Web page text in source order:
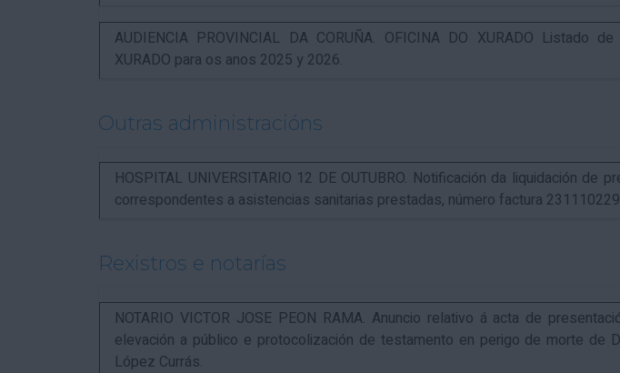
AUDIENCIA PROVINCIAL DA CORUÑA. OFICINA DO XURADO Listado
XURADO para os anos 2025 y 2026.
Outras administracións
HOSPITAL UNIVERSITARIO 12 DE OUTUBRO. Notificación da liquidación de
correspondentes a asistencias sanitarias prestadas, número factura
Rexistros e notarías
NOTARIO VICTOR JOSE PEON RAMA. Anuncio relativo á acta de
elevación a público e protocolización de testamento en perigo de morte de
López Currás.